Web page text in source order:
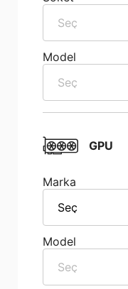
Seç
Model
Seç
GPU
Marka
Seç
Model
Seç